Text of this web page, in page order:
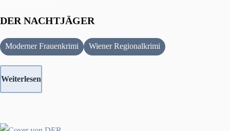
DER NACHTJÄGER
Moderner Frauenkrimi Wiener Regionalkrimi
Weiterlesen